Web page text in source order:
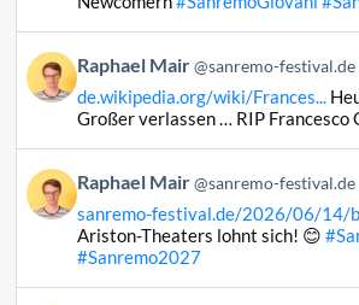
Bluesky
ansehen
Beitrag
von
Raphael
Bluesky
ansehen
Raphael Mair @sanremo-festival.de
de.wikipedia.org/wiki/Frances...
Großer verlassen … RIP Francesco
Beitrag
von
Raphael
Raphael Mair @sanremo-festival.de
sanremo-festival.de/2026/06/14/
Ariston-Theaters lohnt sich! 😊
#Sanremo2027